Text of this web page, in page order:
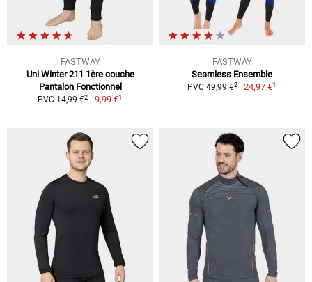
FASTWAY
Uni Winter 211 1ère couche
Pantalon Fonctionnel
PVC 14,99 €2 9,99 €1
FASTWAY
Seamless Ensemble
PVC 49,99 €2 24,97 €1